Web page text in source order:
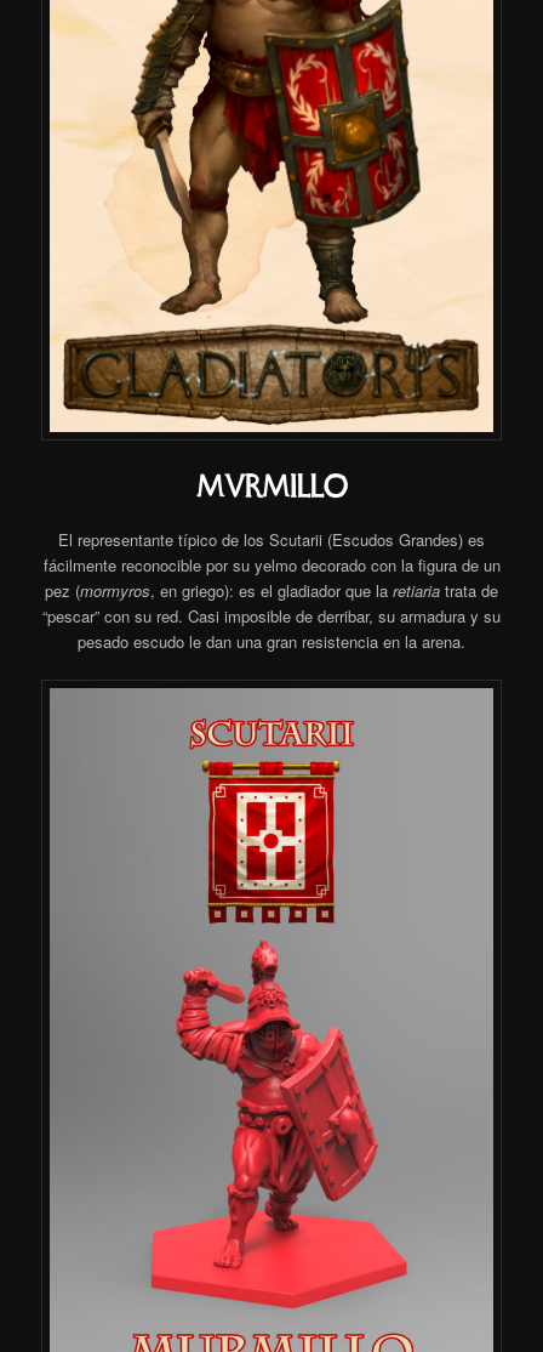
MUrMILLO
El representante típico de los Scutarii (Escudos Grandes) es
fácilmente reconocible por su yelmo decorado con la figura de un
pez (mormyros, en griego): es el gladiador que la retiaria trata de
“pescar” con su red. Casi imposible de derribar, su armadura y su
pesado escudo le dan una gran resistencia en la arena.